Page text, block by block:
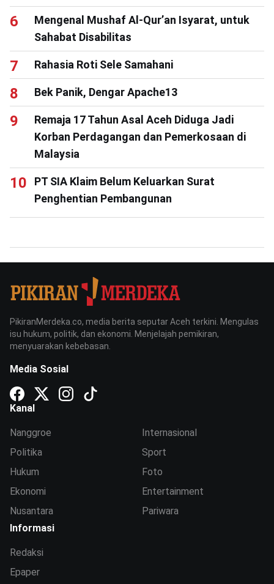
Mengenal Mushaf Al-Qur’an Isyarat, untuk
Sahabat Disabilitas
Rahasia Roti Sele Samahani
Bek Panik, Dengar Apache13
Remaja 17 Tahun Asal Aceh Diduga Jadi
Korban Perdagangan dan Pemerkosaan di
Malaysia
PT SIA Klaim Belum Keluarkan Surat
Penghentian Pembangunan
PikiranMerdeka.co, media berita seputar Aceh terkini. Mengulas
isu hukum, politik, dan ekonomi. Menjelajah pemikiran,
menyuarakan kebebasan.
Media Sosial
Kanal
Nanggroe
Politika
Hukum
Ekonomi
Nusantara
Internasional
Sport
Foto
Entertainment
Pariwara
Informasi
Redaksi
Epaper